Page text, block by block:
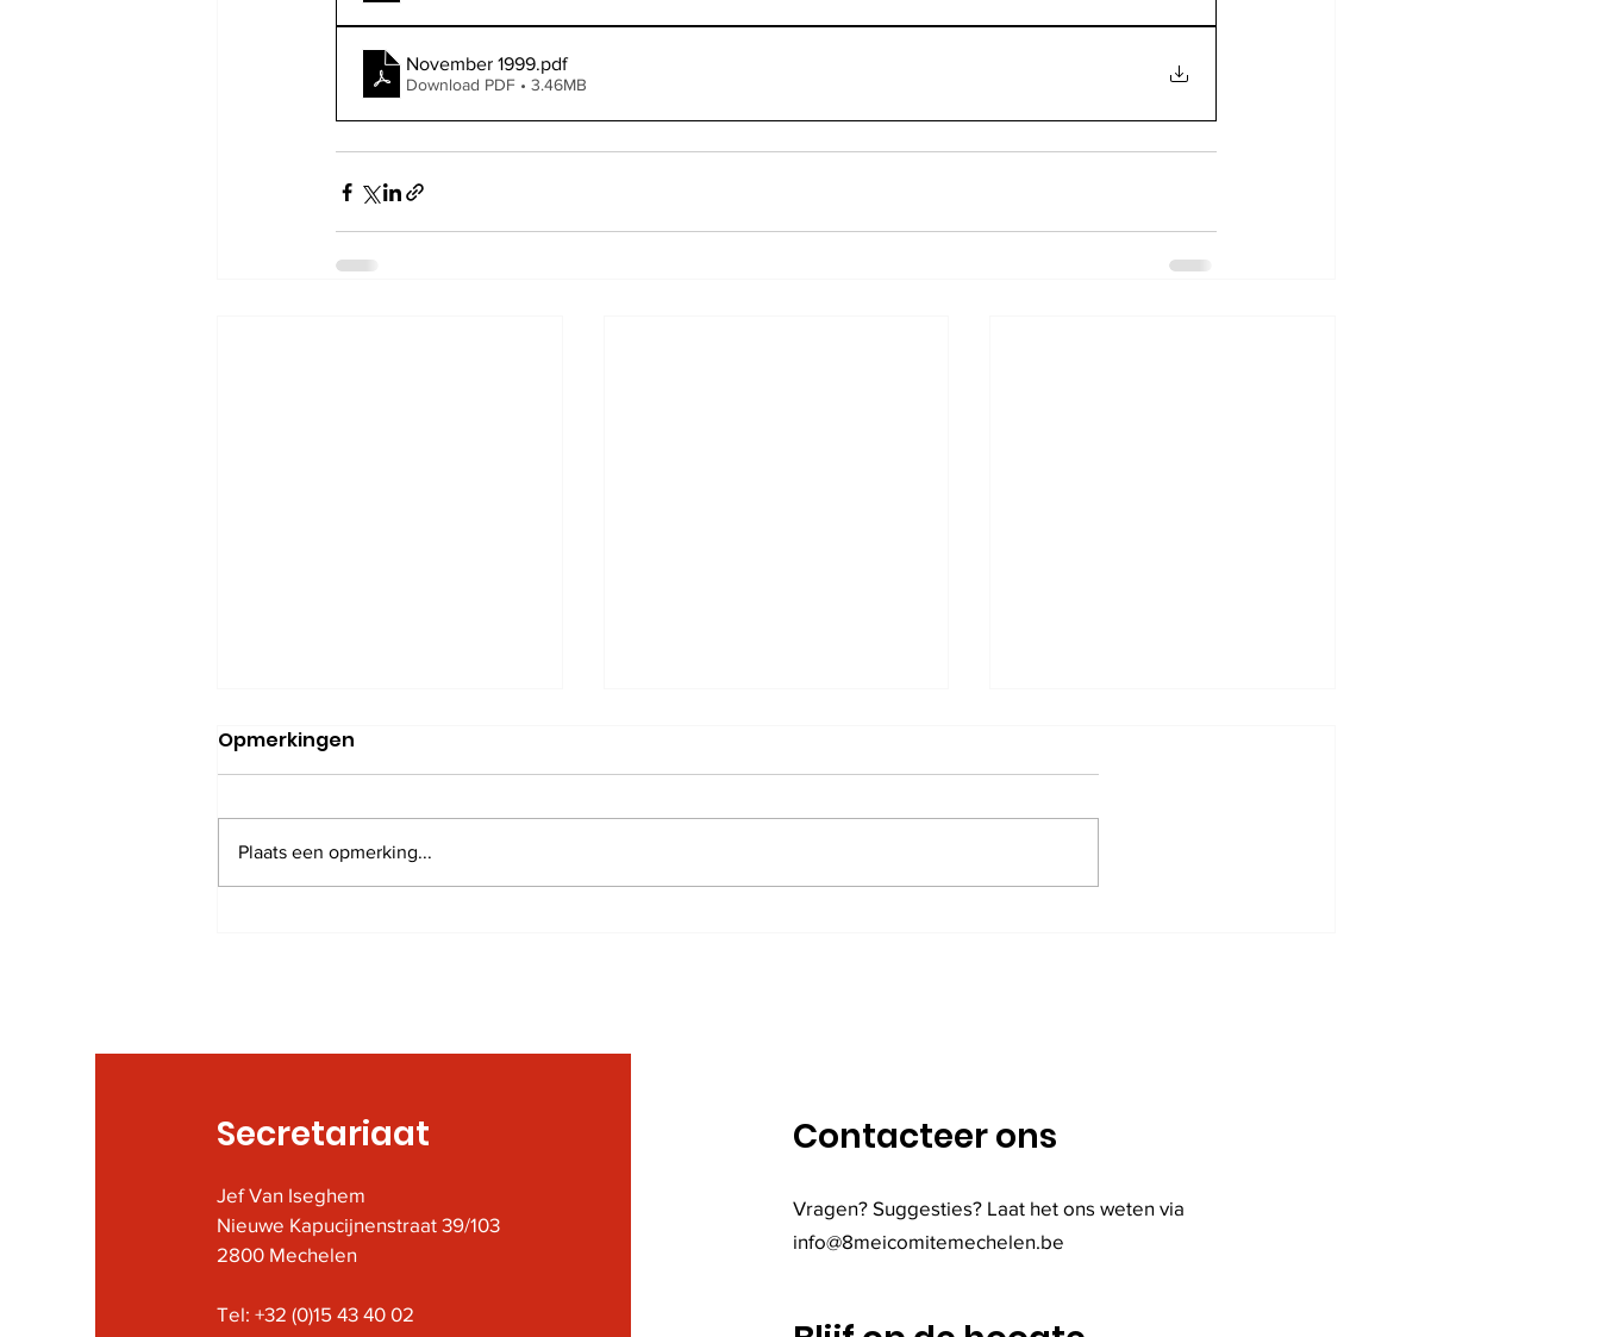
November 1999.pdf
Download PDF • 3.46MB
Nieuwsbrieven 2021 Nieuwsbrieven 2020 Nieuwsbrieven 2019
Opmerkingen
Plaats een opmerking...
Secretariaat
Jef Van Iseghem
Nieuwe Kapucijnenstraat 39/103
2800 Mechelen
Tel: +32 (0)15 43 40 02
Contacteer ons
Vragen? Suggesties? Laat het ons weten via
info@8meicomitemechelen.be